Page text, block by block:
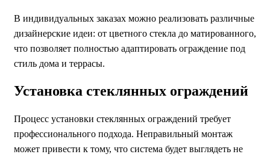
В индивидуальных заказах можно реализовать различные
дизайнерские идеи: от цветного стекла до матированного,
что позволяет полностью адаптировать ограждение под
стиль дома и террасы.
Установка стеклянных ограждений
Процесс установки стеклянных ограждений требует
профессионального подхода. Неправильный монтаж
может привести к тому, что система будет выглядеть не